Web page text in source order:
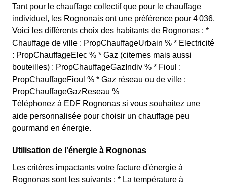
Tant pour le chauffage collectif que pour le chauffage
individuel, les Rognonais ont une préférence pour 4 036.
Voici les différents choix des habitants de Rognonas : *
Chauffage de ville : PropChauffageUrbain % * Electricité
: PropChauffageElec % * Gaz (citernes mais aussi
bouteilles) : PropChauffageGazIndiv % * Fioul :
PropChauffageFioul % * Gaz réseau ou de ville :
PropChauffageGazReseau %
Téléphonez à EDF Rognonas si vous souhaitez une
aide personnalisée pour choisir un chauffage peu
gourmand en énergie.
Utilisation de l'énergie à Rognonas
Les critères impactants votre facture d'énergie à
Rognonas sont les suivants : * La température à